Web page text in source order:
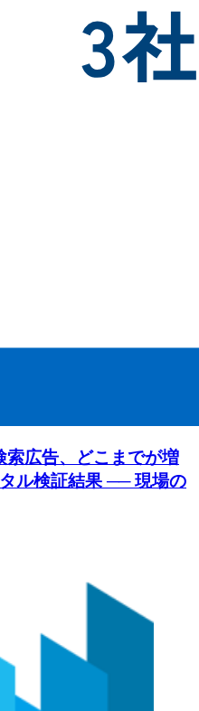
索広告、どこまでが増
ル検証結果 ── 現場の